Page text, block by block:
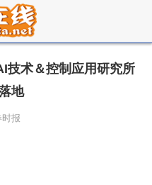
技术＆控制应用研究所
地
报